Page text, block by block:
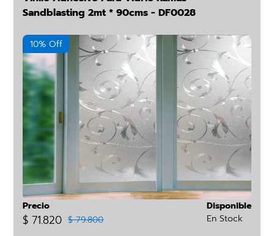
Sandblasting 2mt * 90cms - DF0028
10% Off
Precio
$ 71.820 $ 79.800
Disponible
En Stock